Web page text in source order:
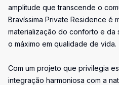
amplitude que transcende o
Bravíssima Private Residence é
materialização do conforto e da
o máximo em qualidade de vida.
Com um projeto que privilegia
integração harmoniosa com a